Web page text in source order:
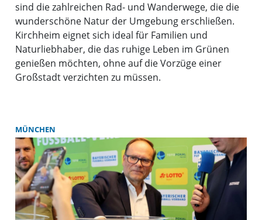
sind die zahlreichen Rad- und Wanderwege, die die
wunderschöne Natur der Umgebung erschließen.
Kirchheim eignet sich ideal für Familien und
Naturliebhaber, die das ruhige Leben im Grünen
genießen möchten, ohne auf die Vorzüge einer
Großstadt verzichten zu müssen.
MÜNCHEN